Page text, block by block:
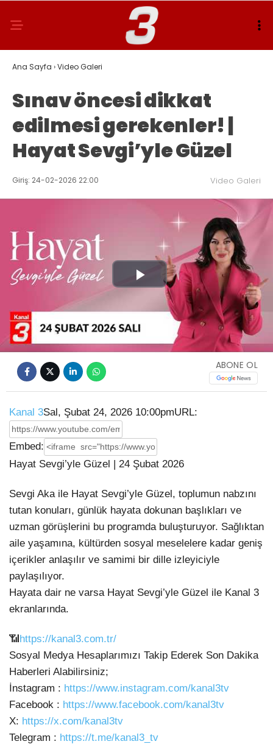
Ana Sayfa ›Video Galeri
Sınav öncesi dikkat
edilmesi gerekenler! |
Hayat Sevgi’yle Güzel
Giriş: 24-02-2026 22:00 Video Galeri
Play
Video
ABONE OL
Kanal 3Sal, Şubat 24, 2026 10:00pmURL:
Embed:
Hayat Sevgi’yle Güzel | 24 Şubat 2026
Sevgi Aka ile Hayat Sevgi’yle Güzel, toplumun nabzını
tutan konuları, günlük hayata dokunan başlıkları ve
uzman görüşlerini bu programda buluşturuyor. Sağlıktan
aile yaşamına, kültürden sosyal meselelere kadar geniş
içerikler anlaşılır ve samimi bir dille izleyiciyle
paylaşılıyor.
Hayata dair ne varsa Hayat Sevgi’yle Güzel ile Kanal 3
ekranlarında.
📶 https://kanal3.com.tr/
Sosyal Medya Hesaplarımızı Takip Ederek Son Dakika
Haberleri Alabilirsiniz;
İnstagram : https://www.instagram.com/kanal3tv
Facebook : https://www.facebook.com/kanal3tv
X: https://x.com/kanal3tv
Telegram : https://t.me/kanal3_tv